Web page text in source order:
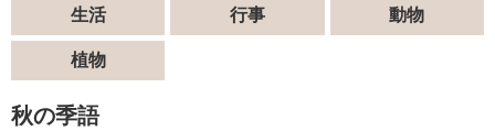
生活 行事 動物
植物
秋の季語